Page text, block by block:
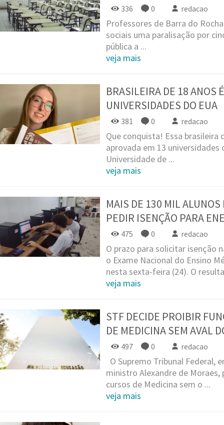
336 0 redacao
Professores de Barra do
sociais uma paralisação por
pública a ...
veja mais
BRASILEIRA DE 18 ANOS
UNIVERSIDADES DO EUA
381 0 redacao
Que conquista! Essa brasileira
aprovada em 13 universidades
Universidade de ...
veja mais
MAIS DE 130 MIL
PEDIR ISENÇÃO PARA
475 0 redacao
O prazo para solicitar isenção
o Exame Nacional do Ensino
nesta sexta-feira (24). O
veja mais
STF DECIDE PROIBIR
DE MEDICINA SEM AVAL
497 0 redacao
O Supremo Tribunal Federal,
ministro Alexandre de
cursos de Medicina sem o ...
veja mais